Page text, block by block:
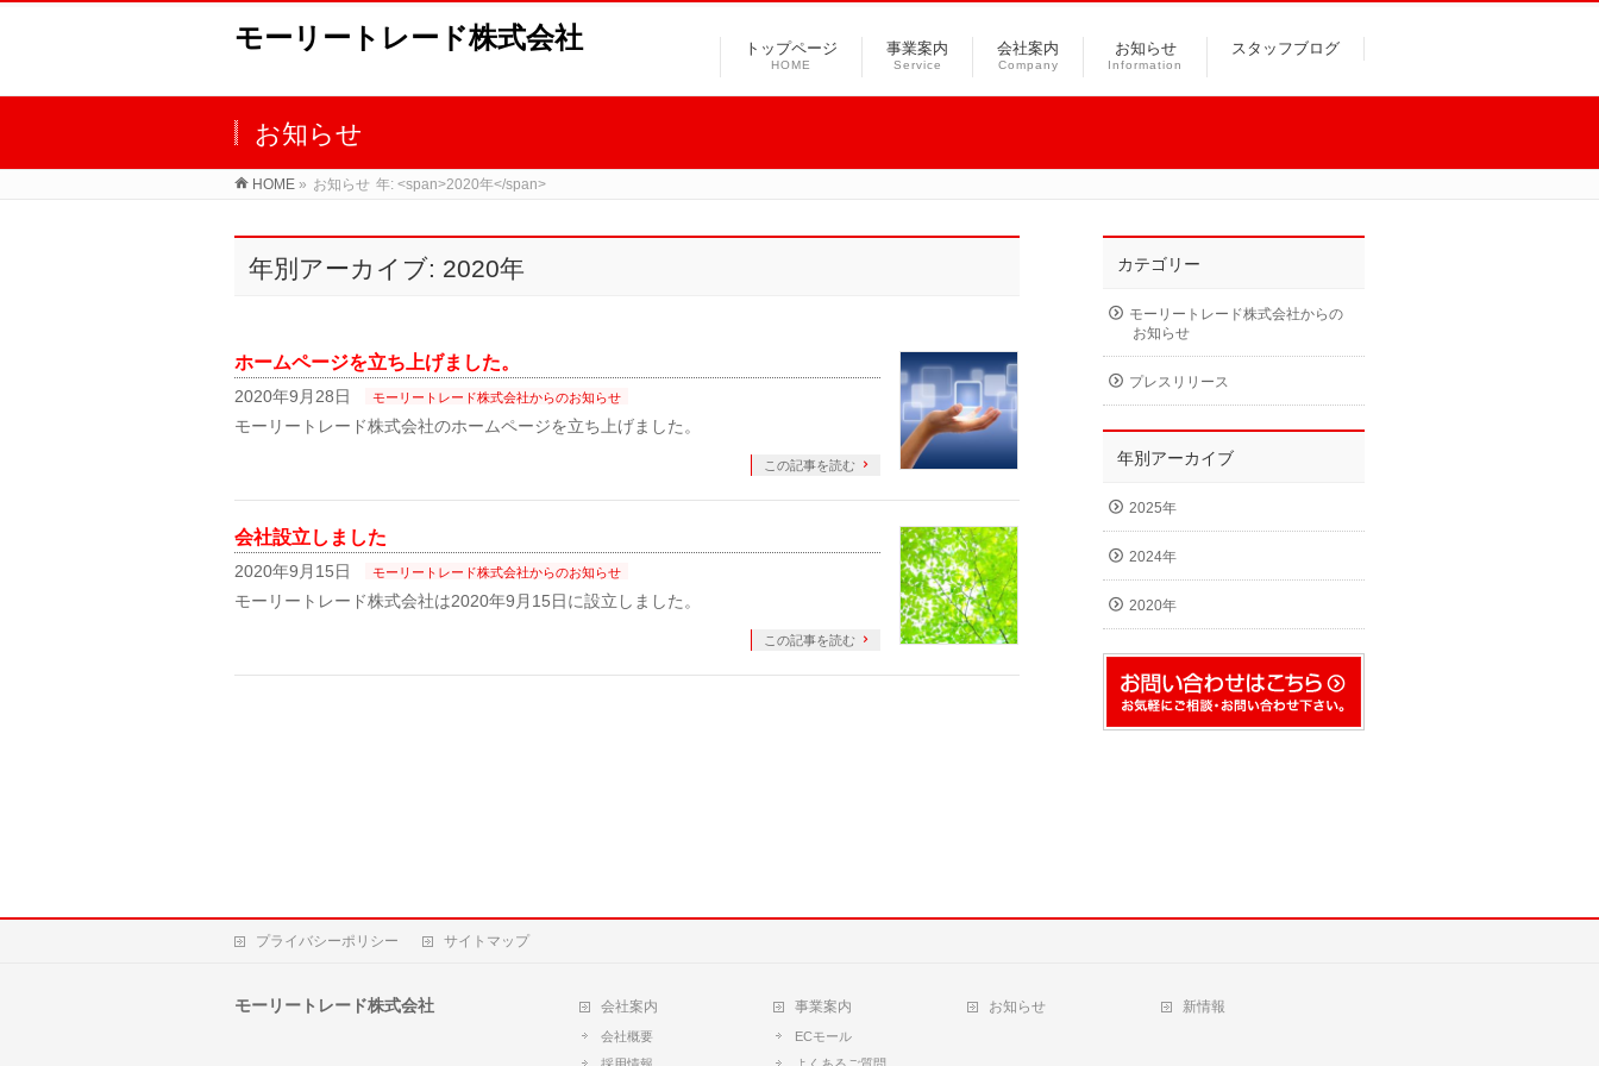
モーリートレード株式会社 トップページ
HOME
事業案内
Service
会社案内
Company
お知らせ
Information
スタッフブログ
お知らせ
HOME » お知らせ 年: <span>2020年</span>
年別アーカイブ: 2020年
ホームページを立ち上げました。
2020年9月28日 モーリートレード株式会社からのお知らせ
モーリートレード株式会社のホームページを立ち上げました。
この記事を読む
会社設立しました
2020年9月15日 モーリートレード株式会社からのお知らせ
モーリートレード株式会社は2020年9月15日に設立しました。
この記事を読む
カテゴリー
モーリートレード株式会社からの
お知らせ
プレスリリース
年別アーカイブ
2025年
2024年
2020年
プライバシーポリシー サイトマップ
モーリートレード株式会社 会社案内
会社概要
事業案内
ECモール
お知らせ 新情報